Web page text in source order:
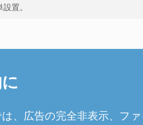
置。
、広告の完全非表示、フ